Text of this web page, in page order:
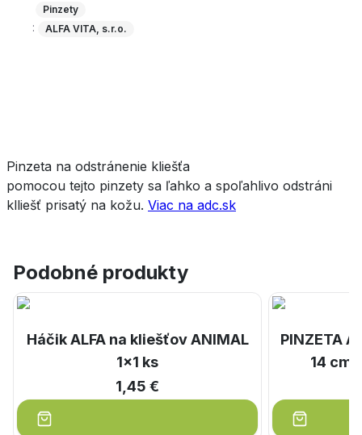
Pinzety
: ALFA VITA, s.r.o.
Pinzeta na odstránenie kliešťa
pomocou tejto pinzety sa ľahko a spoľahlivo odstráni
klliešť prisatý na kožu. Viac na adc.sk
Podobné produkty
Háčik ALFA na kliešťov ANIMAL
1x1 ks
1,45 €
PINZETA
14 cm